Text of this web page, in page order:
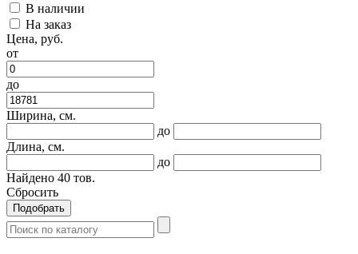
В наличии
На заказ
Цена, руб.
от
до
Ширина, см.
до
Длина, см.
до
Найдено 40 тов.
Сбросить
Подобрать